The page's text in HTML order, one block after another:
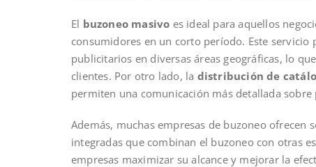
El buzoneo masivo es ideal para aquellos
consumidores en un corto período. Este
publicitarios en diversas áreas geográficas, lo
clientes. Por otro lado, la distribución de
permiten una comunicación más detallada
Además, muchas empresas de buzoneo ofrecen
integradas que combinan el buzoneo con otras
empresas maximizar su alcance y mejorar la